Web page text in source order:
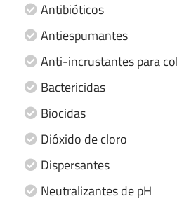
Antibióticos
Antiespumantes
Anti-incrustantes para
Bactericidas
Biocidas
Dióxido de cloro
Dispersantes
Neutralizantes de pH